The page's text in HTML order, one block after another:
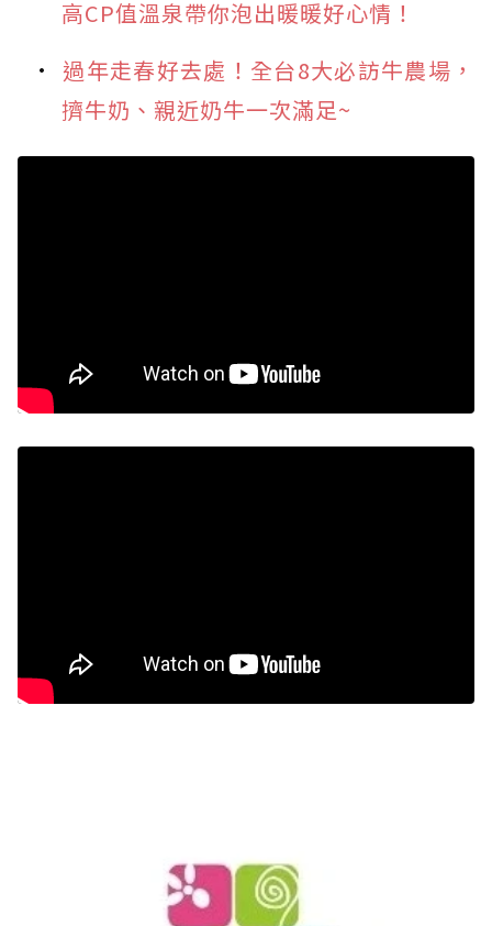
高CP值溫泉帶你泡出暖暖好心情！
過年走春好去處！全台8大必訪牛農場，
擠牛奶、親近奶牛一次滿足~